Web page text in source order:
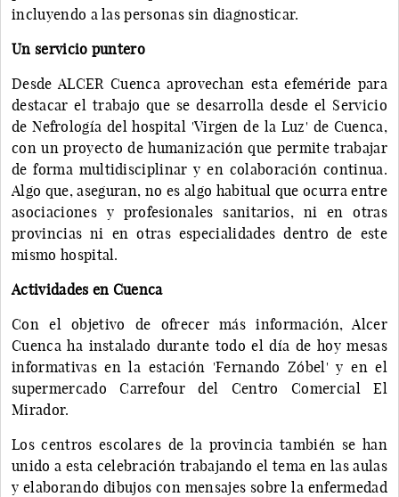
incluyendo a las personas sin diagnosticar.
Un servicio puntero
Desde ALCER Cuenca aprovechan esta efeméride para
destacar el trabajo que se desarrolla desde el Servicio
de Nefrología del hospital 'Virgen de la Luz' de Cuenca,
con un proyecto de humanización que permite trabajar
de forma multidisciplinar y en colaboración continua.
Algo que, aseguran, no es algo habitual que ocurra entre
asociaciones y profesionales sanitarios, ni en otras
provincias ni en otras especialidades dentro de este
mismo hospital.
Actividades en Cuenca
Con el objetivo de ofrecer más información, Alcer
Cuenca ha instalado durante todo el día de hoy mesas
informativas en la estación 'Fernando Zóbel' y en el
supermercado Carrefour del Centro Comercial El
Mirador.
Los centros escolares de la provincia también se han
unido a esta celebración trabajando el tema en las aulas
y elaborando dibujos con mensajes sobre la enfermedad